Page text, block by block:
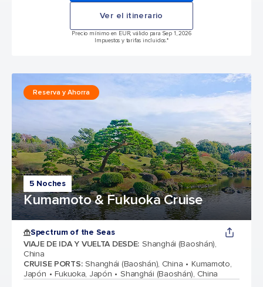
Ver el itinerario
Precio mínimo en EUR, válido para Sep 1, 2026
Impuestos y tarifas incluidos.*
5 Noches
Kumamoto & Fukuoka Cruise
Reserva y Ahorra
Spectrum of the Seas
VIAJE DE IDA Y VUELTA DESDE: Shanghái (Baoshán),
China
CRUISE PORTS: Shanghái (Baoshán), China
Kumamoto,
Japón
Fukuoka, Japón Shanghái (Baoshán), China